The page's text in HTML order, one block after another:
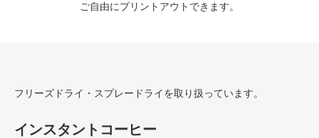
ご自由にプリントアウトできます。
フリーズドライ・スプレードライを取り扱っています。
インスタントコーヒー